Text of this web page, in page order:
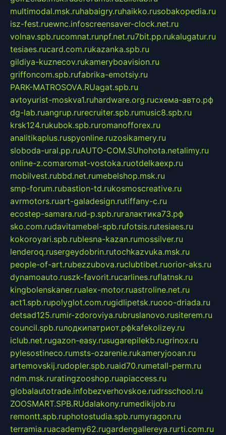
multimodal.msk.ruhabaigry.ruhaikko.rusobakopedia.ru
isz-fest.ruewnc.infoscreensaver-clock.net.ru
volnav.spb.rucomnat.runpf.net.ru7bit.pp.rukalugatur.ru
tesiaes.rucard.com.rukazanka.spb.ru
gildiya-kuznecov.rukameryboavision.ru
griffoncom.spb.rufabrika-emotsiy.ru
PARK-MATROSOVA.RUagat.spb.ru
avtoyurist-moskva1.ruhardware.org.ruсхема-авто.рф
dg-lab.ruangrup.rurecruiter.spb.rumusic8.spb.ru
krsk124.rukubok.spb.ruromanofforex.ru
analitikaplus.ruspyonline.ruzosikamery.ru
sloboda-ural.pp.ruAUTO-COM.SUhohota.netalimy.ru
online-z.comaromat-vostoka.ruotdelkaexp.ru
mobilvest.rubbd.net.rumebelshop.msk.ru
smp-forum.rubastion-td.rukosmoscreative.ru
avrmotors.ruart-galadesign.rutiffany-c.ru
ecostep-samara.rud-p.spb.ruгалактика73.рф
sko.com.rudavitamebel-spb.rufotsis.rutesiaes.ru
kokoroyari.spb.rublesna-kazan.rumossilver.ru
lenderoq.rusergeydobrin.rutochkazvuka.msk.ru
people-of-art.rubezzubova.ruclubtibet.ruorior-aks.ru
dynamoauto.ruszk-favorit.rucarlines.ruflatnsk.ru
kingbolenskaner.rualex-motor.ruastroline.net.ru
act1.spb.rupolyglot.com.rugidlipetsk.ruooo-driada.ru
detsad125.rumir-zdoroviya.rubruslanovo.rusiterem.ru
council.spb.ruлодкипатриот.рфkafekolizey.ru
iclub.net.rugazon-easy.rusugarepilekb.rugrinox.ru
pylesostineco.rumsts-ozarenie.rukameryjooan.ru
artemovskij.rudopler.spb.ruaid70.rumetall-perm.ru
ndm.msk.ruratingzooshop.ruapiaccess.ru
globalautotrade.infobezverhovskoe.rudrsschool.ru
ZOOSMART.SPB.RUdalakony.rumedikijob.ru
remontt.spb.ruphotostudia.spb.rumyragon.ru
terramia.ruacademy62.rugardengallereya.rurti.com.ru